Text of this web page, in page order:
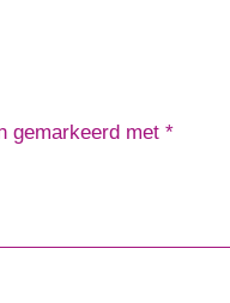
gemarkeerd met *